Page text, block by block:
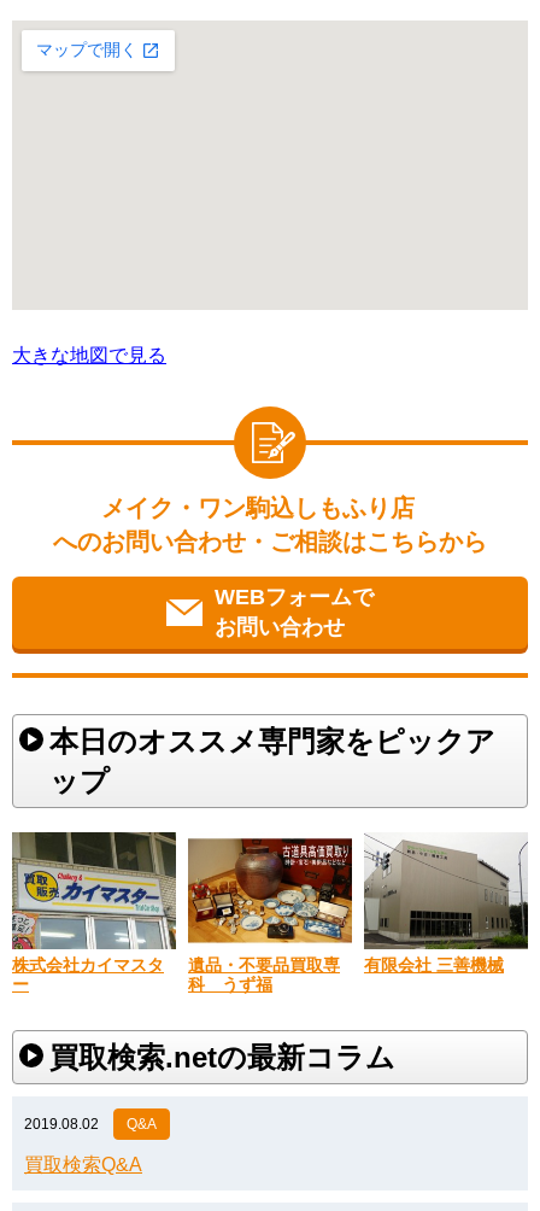
大きな地図で見る
メイク・ワン駒込しもふり店
へのお問い合わせ・ご相談はこちらから
WEBフォームで
お問い合わせ
本日のオススメ専門家をピックア
ップ
株式会社カイマスタ
ー
遺品・不要品買取専
科 うず福
有限会社 三善機械
買取検索.netの最新コラム
2019.08.02 Q&A
買取検索Q&A